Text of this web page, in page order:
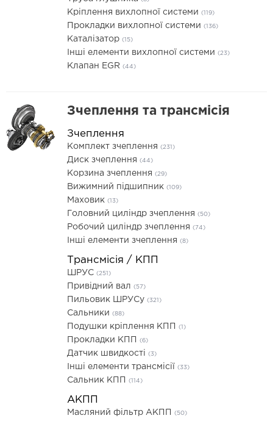
Кріплення вихлопної системи (119)
Прокладки вихлопної системи (136)
Каталізатор (15)
Інші елементи вихлопної системи (23)
Клапан EGR (44)
Зчеплення та трансмісія
Зчеплення
Комплект зчеплення (231)
Диск зчеплення (44)
Корзина зчеплення (29)
Вижимний підшипник (109)
Маховик (13)
Головний циліндр зчеплення (50)
Робочий циліндр зчеплення (74)
Інші елементи зчеплення (8)
Трансмісія / КПП
ШРУС (251)
Привідний вал (57)
Пильовик ШРУСу (321)
Сальники (88)
Подушки кріплення КПП (1)
Прокладки КПП (6)
Датчик швидкості (3)
Інші елементи трансмісії (33)
Сальник КПП (114)
АКПП
Масляний фільтр АКПП (50)